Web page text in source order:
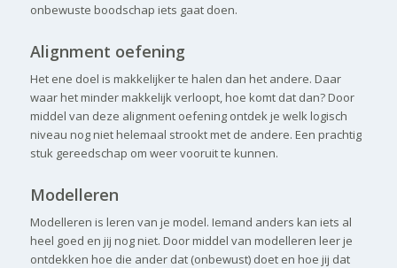
onbewuste boodschap iets gaat doen.
Alignment oefening
Het ene doel is makkelijker te halen dan het andere. Daar
waar het minder makkelijk verloopt, hoe komt dat dan? Door
middel van deze alignment oefening ontdek je welk logisch
niveau nog niet helemaal strookt met de andere. Een prachtig
stuk gereedschap om weer vooruit te kunnen.
Modelleren
Modelleren is leren van je model. Iemand anders kan iets al
heel goed en jij nog niet. Door middel van modelleren leer je
ontdekken hoe die ander dat (onbewust) doet en hoe jij dat